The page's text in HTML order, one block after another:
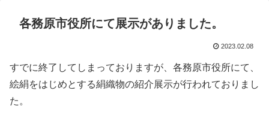
各務原市役所にて展示がありました。
2023.02.08
すでに終了してしまっておりますが、各務原市役所にて、
絵絹をはじめとする絹織物の紹介展示が行われておりまし
た。